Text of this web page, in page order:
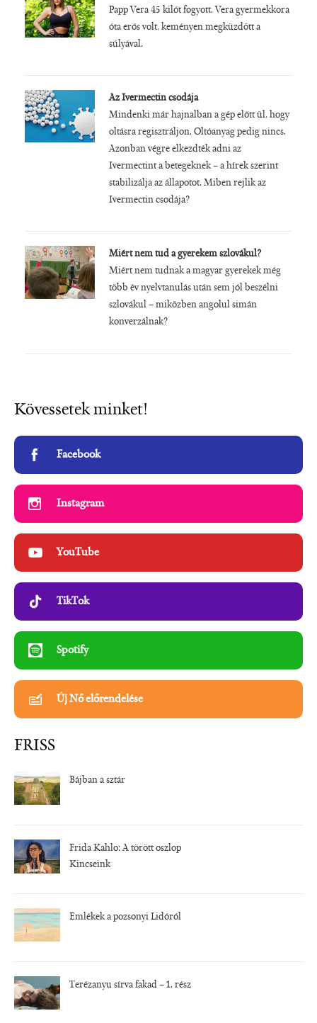
Papp Vera 45 kilót fogyott. Vera gyermekkora
óta erős volt, keményen megküzdött a
súlyával.
Az Ivermectin csodája
Mindenki már hajnalban a gép előtt ül, hogy
oltásra regisztráljon. Oltóanyag pedig nincs.
Azonban végre elkezdték adni az
Ivermectint a betegeknek – a hírek szerint
stabilizálja az állapotot. Miben rejlik az
Ivermectin csodája?
Miért nem tud a gyerekem szlovákul?
Miért nem tudnak a magyar gyerekek még
több év nyelvtanulás után sem jól beszélni
szlovákul – miközben angolul simán
konverzálnak?
Kövessetek minket!
Facebook
Instagram
YouTube
TikTok
Spotify
Új Nő előrendelése
FRISS
Bájban a sztár
Frida Kahlo: A törött oszlop
Kincseink
Emlékek a pozsonyi Lidóról
Terézanyu sírva fakad – 1. rész